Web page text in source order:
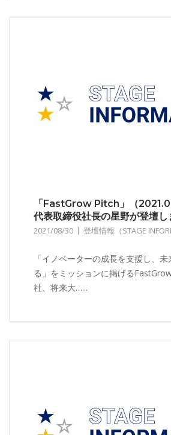
「FastGrow Pitch」（
代表取締役社長の星野が登壇し
2021/08/30 登壇情報（STAGE
「イノベーターの成長を支援し、
る」をミッションに掲げる
社、将来大…...